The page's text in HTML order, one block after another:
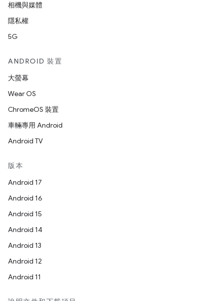
相機與媒體
隱私權
5G
ANDROID 裝置
大螢幕
Wear OS
ChromeOS 裝置
車輛專用 Android
Android TV
版本
Android 17
Android 16
Android 15
Android 14
Android 13
Android 12
Android 11